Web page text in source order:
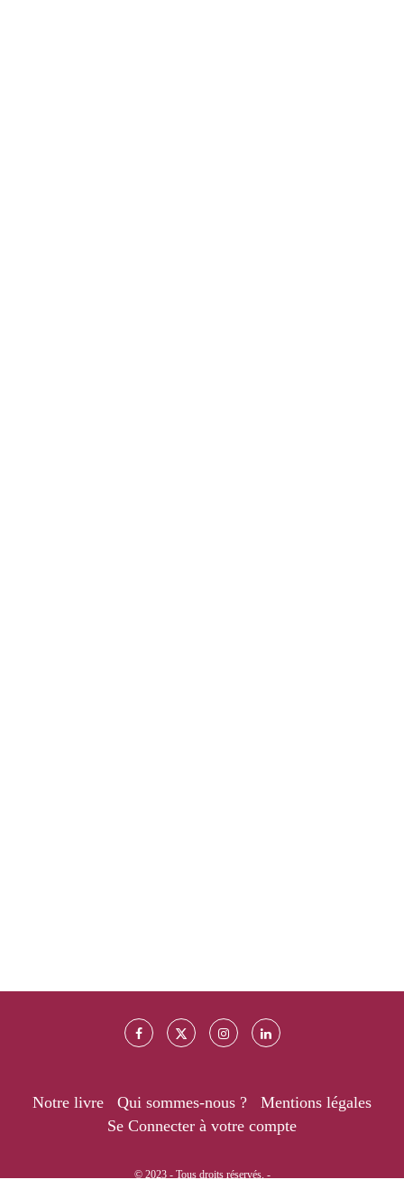
Notre livre Qui sommes-nous ?
Mentions légales
Se Connecter à votre compte
© 2023 - Tous droits réservés. -